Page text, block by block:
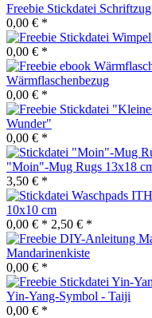
Freebie Stickdatei
0,00 € *
0,00 € *
Wärmflaschenbezug
0,00 € *
Wunder"
0,00 € *
"Moin"-Mug Rugs 13x18
3,50 € *
10x10 cm
0,00 € * 2,50 € *
Mandarinenkiste
0,00 € *
Yin-Yang-Symbol - Taiji
0,00 € *